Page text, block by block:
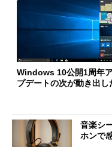
Windows 10公開1周年
プデートの次が動き出し
音楽シ
ホンで